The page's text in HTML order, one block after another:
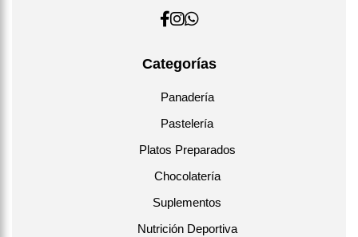
Categorías
Panadería
Pastelería
Platos Preparados
Chocolatería
Suplementos
Nutrición Deportiva